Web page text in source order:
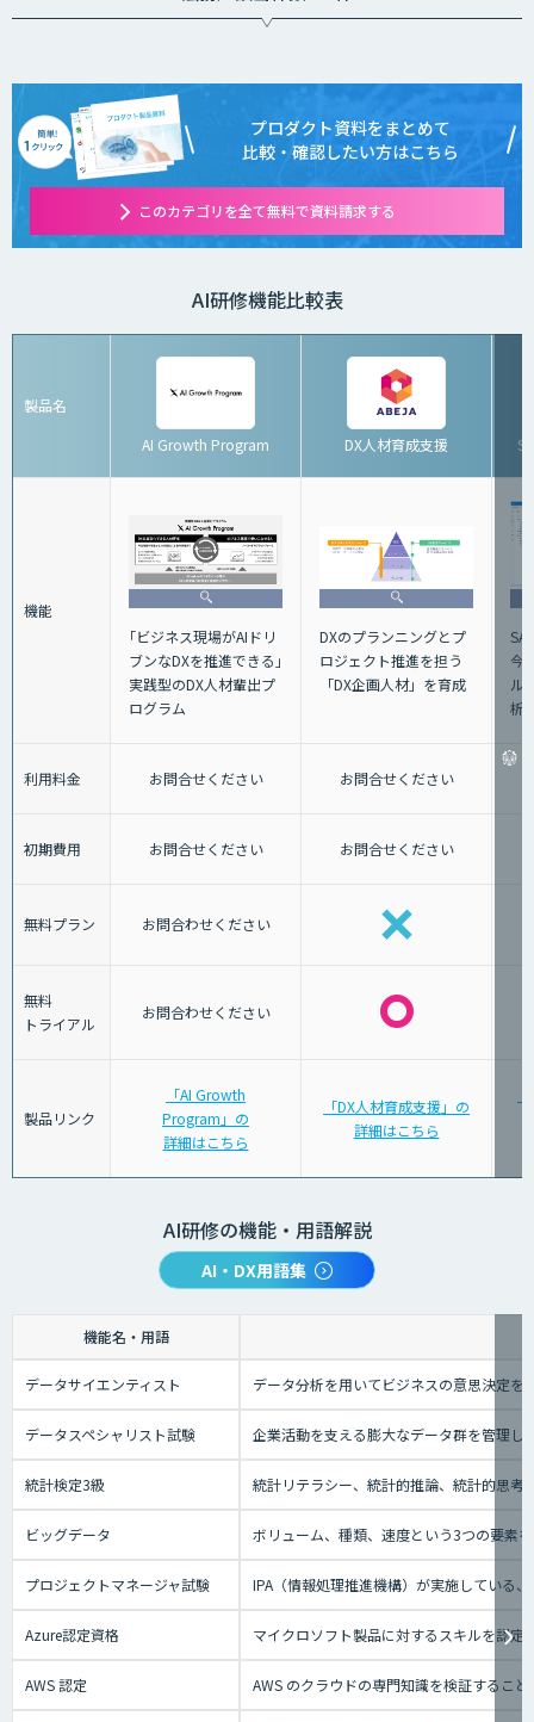
プロダクト資料をまとめて
比較・確認したい方はこちら
このカテゴリを全て無料で資料請求する
AI研修機能比較表
製品名
AI Growth Program
DX人材育成支援
機能
｢ビジネス現場がAIドリ
ブンなDXを推進できる｣
実践型のDX人材輩出プ
ログラム
DXのプランニングとプ
ロジェクト推進を担う
「DX企画人材」を育成
今
ル
析
利用料金 お問合せください お問合せください
初期費用 お問合せください お問合せください
無料プラン お問合わせください
無料
トライアル
お問合わせください
製品リンク
「AI Growth
Program」の
詳細はこちら
「DX人材育成支援」の
詳細はこちら
AI研修の機能・用語解説
AI・DX用語集
機能名・用語
データサイエンティスト データ分析を用いてビジネスの意思決定
データスペシャリスト試験 企業活動を支える膨大なデータ群を管理し
統計検定3級 統計リテラシー、統計的推論、統計的思考
ビッグデータ ボリューム、種類、速度という3つの要素
プロジェクトマネージャ試験 IPA（情報処理推進機構）が実施している
Azure認定資格 マイクロソフト製品に対するスキルを認
AWS 認定 AWS のクラウドの専門知識を検証するこ